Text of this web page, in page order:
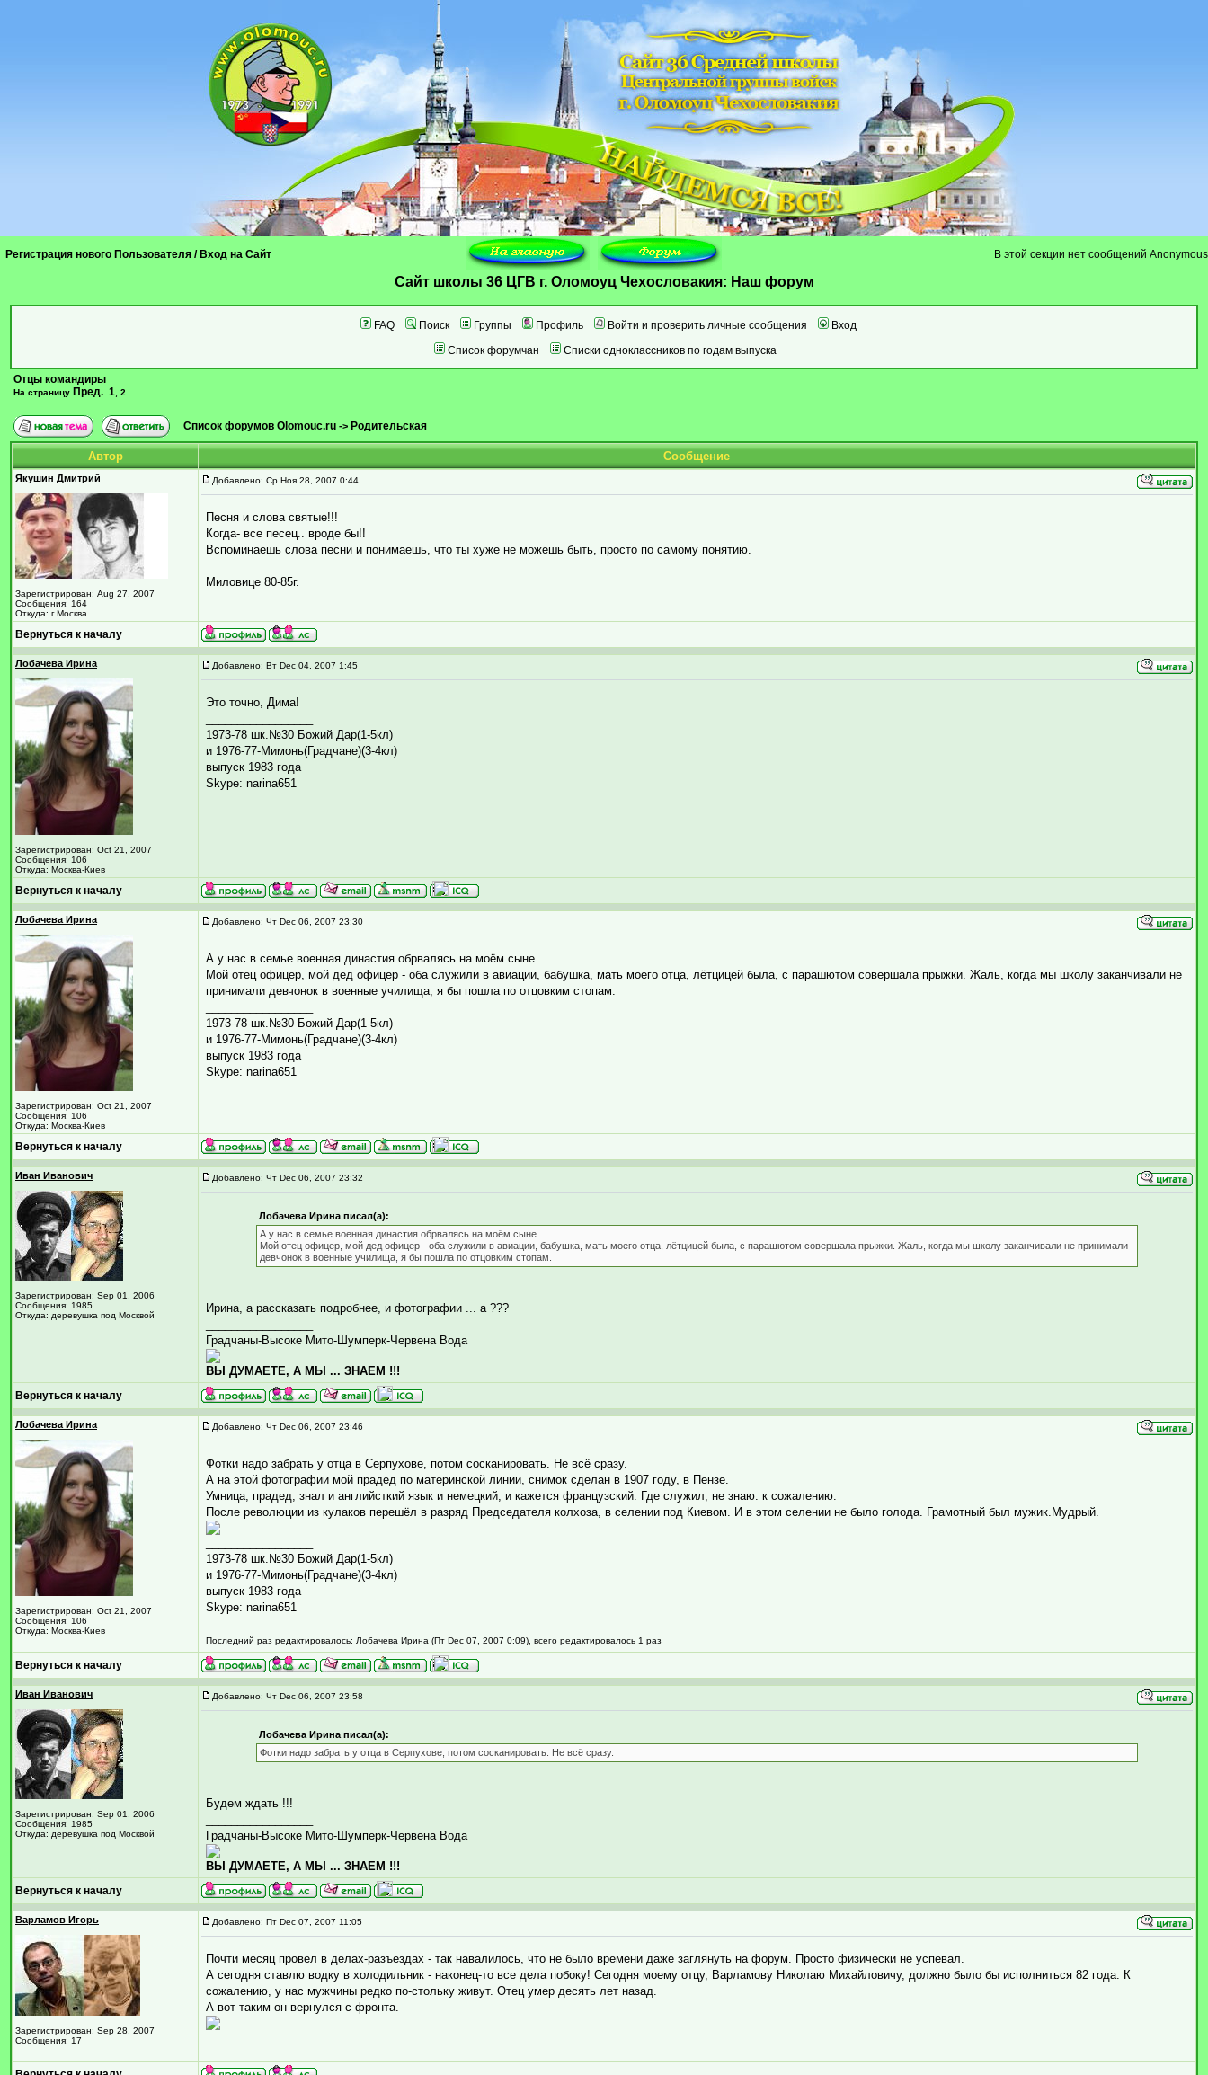
Регистрация нового Пользователя / Вход на Сайт В этой секции нет сообщений Anonymous
Cайт школы 36 ЦГВ г. Оломоуц Чехословакия: Наш форум
FAQ Поиск Группы Профиль Войти и проверить личные сообщения
Вход
Список форумчан
Списки одноклассников по годам выпуска
Отцы командиры
На страницу Пред. 1 2
Список форумов Olomouc.ru -> Родительская
Автор Сообщение
Якушин Дмитрий
Зарегистрирован: Aug 27, 2007
Сообщения: 164
Откуда: г.Москва
Добавлено: Ср Ноя 28, 2007 0:44
Песня и слова святые!!!
Когда- все песец.. вроде бы!!
Вспоминаешь слова песни и понимаешь, что ты хуже не можешь быть, просто по самому понятию.
Миловице 80-85г.
Вернуться к началу
Лобачева Ирина
Зарегистрирован: Oct 21, 2007
Сообщения: 106
Откуда: Москва-Киев
Добавлено: Вт Dec 04, 2007 1:45
Это точно, Дима!
1973-78 шк.№30 Божий Дар(1-5кл)
и 1976-77-Мимонь(Градчане)(3-4кл)
выпуск 1983 года
Skype: narina651
Вернуться к началу
Лобачева Ирина
Зарегистрирован: Oct 21, 2007
Сообщения: 106
Откуда: Москва-Киев
Добавлено: Чт Dec 06, 2007 23:30
А у нас в семье военная династия обрвалясь на моём сыне.
Мой отец офицер, мой дед офицер - оба служили в авиации, бабушка, мать моего отца, лётцицей была, с парашютом совершала прыжки. Жаль, когда мы школу заканчивали не
принимали девчонок в военные училища, я бы пошла по отцовким стопам.
1973-78 шк.№30 Божий Дар(1-5кл)
и 1976-77-Мимонь(Градчане)(3-4кл)
выпуск 1983 года
Skype: narina651
Вернуться к началу
Иван Иванович
Зарегистрирован: Sep 01, 2006
Сообщения: 1985
Откуда: деревушка под Москвой
Добавлено: Чт Dec 06, 2007 23:32
Лобачева Ирина писал(а):
А у нас в семье военная династия обрвалясь на моём сыне.
Мой отец офицер, мой дед офицер - оба служили в авиации, бабушка, мать моего отца, лётцицей была, с парашютом совершала прыжки. Жаль, когда мы школу заканчивали не принимали
девчонок в военные училища, я бы пошла по отцовким стопам.
Ирина, а рассказать подробнее, и фотографии ... а ???
Градчаны-Высоке Мито-Шумперк-Червена Вода
ВЫ ДУМАЕТЕ, А МЫ ... ЗНАЕМ !!!
Вернуться к началу
Лобачева Ирина
Зарегистрирован: Oct 21, 2007
Сообщения: 106
Откуда: Москва-Киев
Добавлено: Чт Dec 06, 2007 23:46
Фотки надо забрать у отца в Серпухове, потом сосканировать. Не всё сразу.
А на этой фотографии мой прадед по материнской линии, снимок сделан в 1907 году, в Пензе.
Умница, прадед, знал и английсткий язык и немецкий, и кажется французский. Где служил, не знаю. к сожалению.
После революции из кулаков перешёл в разряд Председателя колхоза, в селении под Киевом. И в этом селении не было голода. Грамотный был мужик.Мудрый.
1973-78 шк.№30 Божий Дар(1-5кл)
и 1976-77-Мимонь(Градчане)(3-4кл)
выпуск 1983 года
Skype: narina651
Последний раз редактировалось: Лобачева Ирина (Пт Dec 07, 2007 0:09), всего редактировалось 1 раз
Вернуться к началу
Иван Иванович
Зарегистрирован: Sep 01, 2006
Сообщения: 1985
Откуда: деревушка под Москвой
Добавлено: Чт Dec 06, 2007 23:58
Лобачева Ирина писал(а):
Фотки надо забрать у отца в Серпухове, потом сосканировать. Не всё сразу.
Будем ждать !!!
Градчаны-Высоке Мито-Шумперк-Червена Вода
ВЫ ДУМАЕТЕ, А МЫ ... ЗНАЕМ !!!
Вернуться к началу
Варламов Игорь
Зарегистрирован: Sep 28, 2007
Сообщения: 17
Добавлено: Пт Dec 07, 2007 11:05
Почти месяц провел в делах-разъездах - так навалилось, что не было времени даже заглянуть на форум. Просто физически не успевал.
А сегодня ставлю водку в холодильник - наконец-то все дела побоку! Сегодня моему отцу, Варламову Николаю Михайловичу, должно было бы исполниться 82 года. К
сожалению, у нас мужчины редко по-стольку живут. Отец умер десять лет назад.
А вот таким он вернулся с фронта.